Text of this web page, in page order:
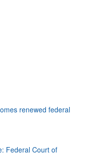
renewed federal
Federal Court of